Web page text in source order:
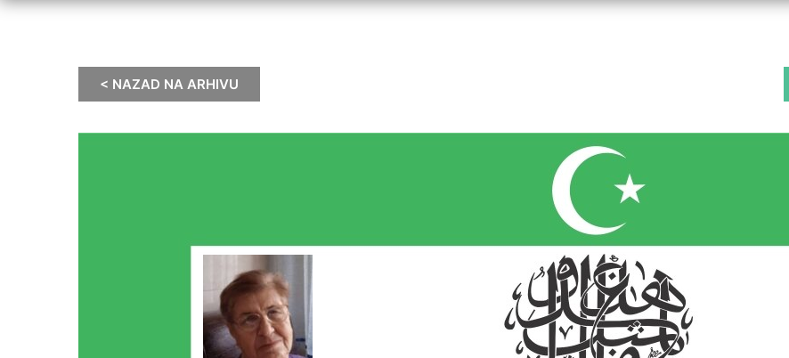
< NAZAD NA ARHIVU